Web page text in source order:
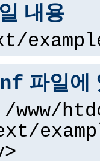
내용
파일에